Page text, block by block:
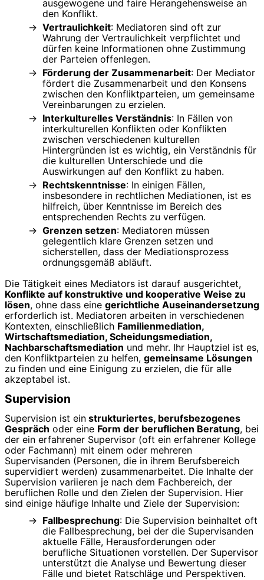
ausgewogene und faire Herangehensweise an
den Konflikt.
Vertraulichkeit: Mediatoren sind oft zur
Wahrung der Vertraulichkeit verpflichtet und
dürfen keine Informationen ohne Zustimmung
der Parteien offenlegen.
Förderung der Zusammenarbeit: Der Mediator
fördert die Zusammenarbeit und den Konsens
zwischen den Konfliktparteien, um gemeinsame
Vereinbarungen zu erzielen.
Interkulturelles Verständnis: In Fällen von
interkulturellen Konflikten oder Konflikten
zwischen verschiedenen kulturellen
Hintergründen ist es wichtig, ein Verständnis für
die kulturellen Unterschiede und die
Auswirkungen auf den Konflikt zu haben.
Rechtskenntnisse: In einigen Fällen,
insbesondere in rechtlichen Mediationen, ist es
hilfreich, über Kenntnisse im Bereich des
entsprechenden Rechts zu verfügen.
Grenzen setzen: Mediatoren müssen
gelegentlich klare Grenzen setzen und
sicherstellen, dass der Mediationsprozess
ordnungsgemäß abläuft.
Die Tätigkeit eines Mediators ist darauf ausgerichtet,
Konflikte auf konstruktive und kooperative Weise zu
lösen, ohne dass eine gerichtliche Auseinandersetzung
erforderlich ist. Mediatoren arbeiten in verschiedenen
Kontexten, einschließlich Familienmediation,
Wirtschaftsmediation, Scheidungsmediation,
Nachbarschaftsmediation und mehr. Ihr Hauptziel ist es,
den Konfliktparteien zu helfen, gemeinsame Lösungen
zu finden und eine Einigung zu erzielen, die für alle
akzeptabel ist.
Supervision
Supervision ist ein strukturiertes, berufsbezogenes
Gespräch oder eine Form der beruflichen Beratung, bei
der ein erfahrener Supervisor (oft ein erfahrener Kollege
oder Fachmann) mit einem oder mehreren
Supervisanden (Personen, die in ihrem Berufsbereich
supervidiert werden) zusammenarbeitet. Die Inhalte der
Supervision variieren je nach dem Fachbereich, der
beruflichen Rolle und den Zielen der Supervision. Hier
sind einige häufige Inhalte und Ziele der Supervision:
Fallbesprechung: Die Supervision beinhaltet oft
die Fallbesprechung, bei der die Supervisanden
aktuelle Fälle, Herausforderungen oder
berufliche Situationen vorstellen. Der Supervisor
unterstützt die Analyse und Bewertung dieser
Fälle und bietet Ratschläge und Perspektiven.